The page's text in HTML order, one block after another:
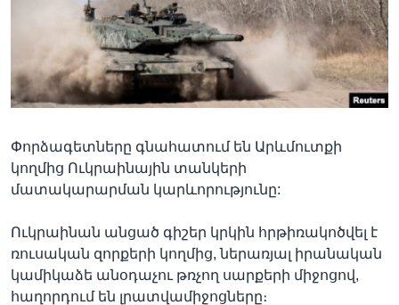
Լեզուներ
Փորձագետները գնահատում են Արևմուտքի
կողմից Ուկրաինային տանկերի
մատակարարման կարևորությունը:
Ուկրաինան անցած գիշեր կրկին հրթիռակոծվել է
ռուսական զորքերի կողմից, ներառյալ իրանական
կամիկաձե անօդաչու թռչող սարքերի միջոցով,
հաղորդում են լրատվամիջոցները։